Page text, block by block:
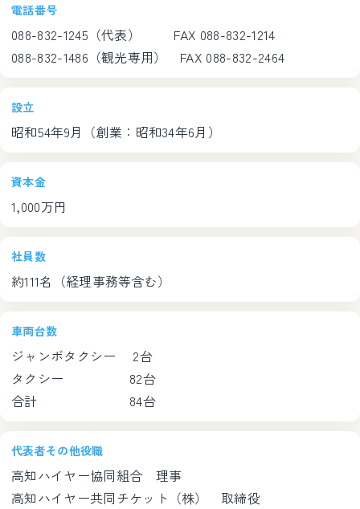
電話番号
088-832-1245（代表） FAX 088-832-1214
088-832-1486（観光専用） FAX 088-832-2464
設立
昭和54年9月（創業：昭和34年6月）
資本金
1,000万円
社員数
約111名（経理事務等含む）
車両台数
ジャンボタクシー 2台
タクシー 82台
合計 84台
代表者その他役職
高知ハイヤー協同組合 理事
高知ハイヤー共同チケット（株） 取締役